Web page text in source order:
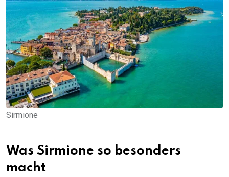
Sirmione
Was Sirmione so besonders
macht